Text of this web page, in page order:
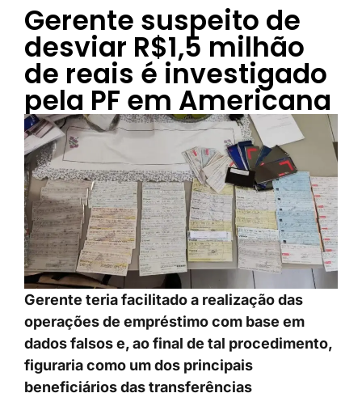
Gerente suspeito de
desviar R$1,5 milhão
de reais é investigado
pela PF em Americana
Gerente teria facilitado a realização das
operações de empréstimo com base em
dados falsos e, ao final de tal procedimento,
figuraria como um dos principais
beneficiários das transferências